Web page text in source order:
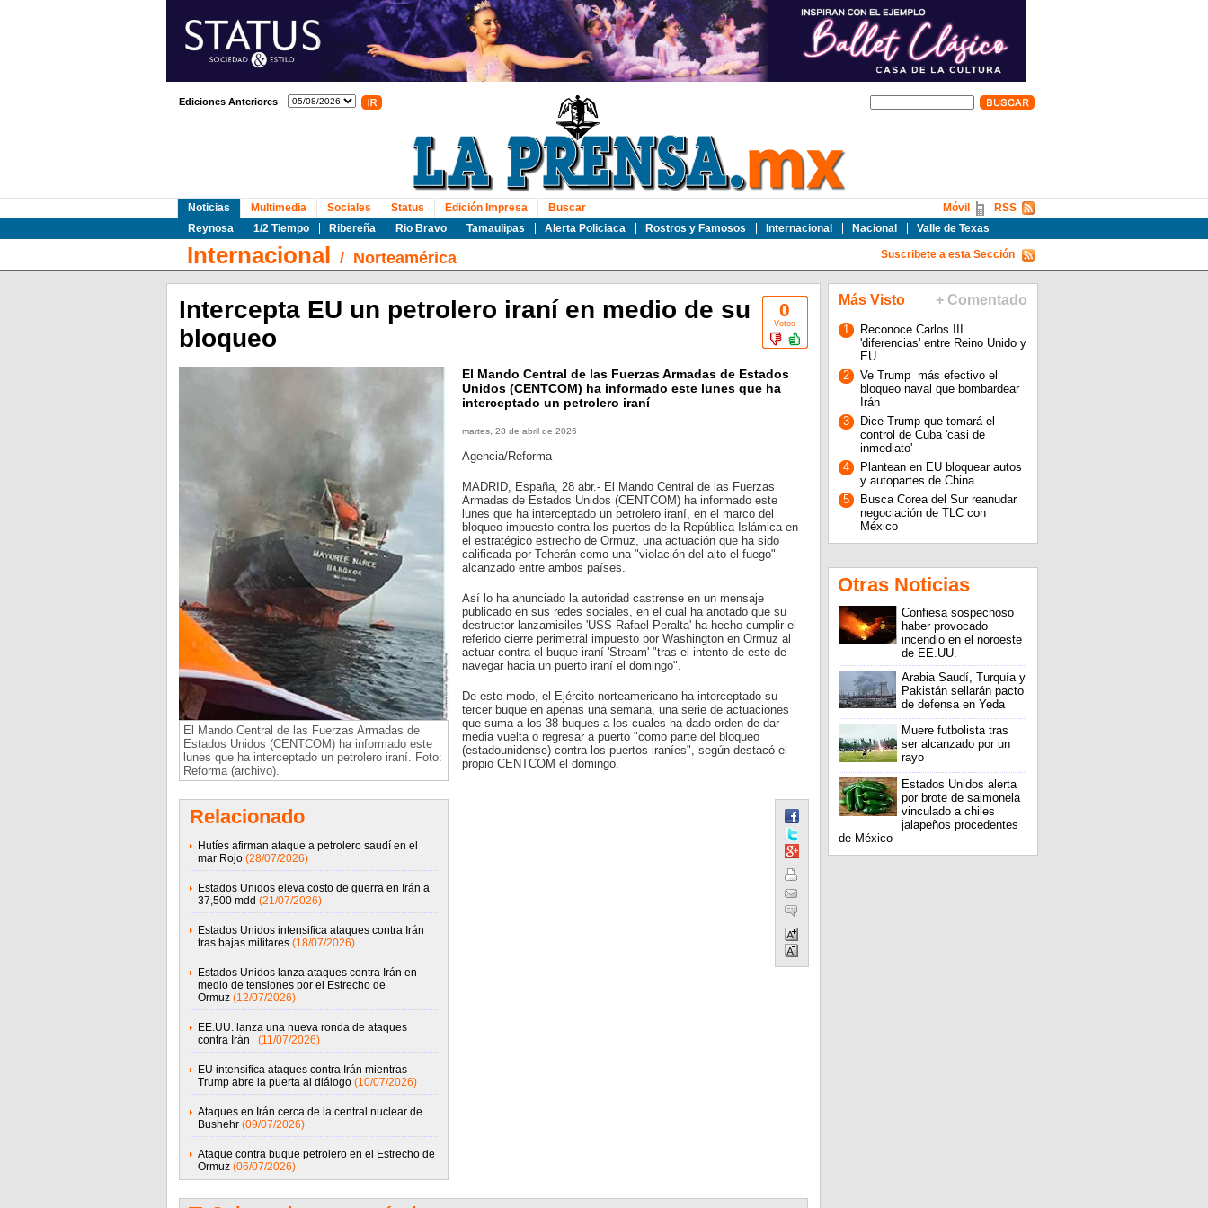
Ediciones Anteriores
Noticias
Reynosa
1/2 Tiempo Ribereña Rio Bravo Tamaulipas Alerta Policiaca Rostros y Famosos Internacional Nacional Valle de Texas
Multimedia Sociales Status Edición Impresa Buscar RSS
Móvil
Internacional / Norteamérica Suscribete a esta Sección
0
Votos
Intercepta EU un petrolero iraní en medio de su
bloqueo
El Mando Central de las Fuerzas Armadas de
Estados Unidos (CENTCOM) ha informado este
lunes que ha interceptado un petrolero iraní. Foto:
Reforma (archivo).
Relacionado
Hutíes afirman ataque a petrolero saudí en el
mar Rojo (28/07/2026)
Estados Unidos eleva costo de guerra en Irán a
37,500 mdd (21/07/2026)
Estados Unidos intensifica ataques contra Irán
tras bajas militares (18/07/2026)
Estados Unidos lanza ataques contra Irán en
medio de tensiones por el Estrecho de
Ormuz (12/07/2026)
EE.UU. lanza una nueva ronda de ataques
contra Irán
(11/07/2026)
EU intensifica ataques contra Irán mientras
Trump abre la puerta al diálogo (10/07/2026)
Ataques en Irán cerca de la central nuclear de
Bushehr (09/07/2026)
Ataque contra buque petrolero en el Estrecho de
Ormuz (06/07/2026)
El Mando Central de las Fuerzas Armadas de Estados
Unidos (CENTCOM) ha informado este lunes que ha
interceptado un petrolero iraní
martes, 28 de abril de 2026
Agencia/Reforma
MADRID, España, 28 abr.- El Mando Central de las Fuerzas
Armadas de Estados Unidos (CENTCOM) ha informado este
lunes que ha interceptado un petrolero iraní, en el marco del
bloqueo impuesto contra los puertos de la República Islámica en
el estratégico estrecho de Ormuz, una actuación que ha sido
calificada por Teherán como una "violación del alto el fuego"
alcanzado entre ambos países.
Así lo ha anunciado la autoridad castrense en un mensaje
publicado en sus redes sociales, en el cual ha anotado que su
destructor lanzamisiles 'USS Rafael Peralta' ha hecho cumplir el
referido cierre perimetral impuesto por Washington en Ormuz al
actuar contra el buque iraní 'Stream' "tras el intento de este de
navegar hacia un puerto iraní el domingo".
De este modo, el Ejército norteamericano ha interceptado su
tercer buque en apenas una semana, una serie de actuaciones
que suma a los 38 buques a los cuales ha dado orden de dar
media vuelta o regresar a puerto "como parte del bloqueo
(estadounidense) contra los puertos iraníes", según destacó el
propio CENTCOM el domingo.
Más Visto + Comentado
1
Reconoce Carlos III
'diferencias' entre Reino Unido y
EU
2
Ve Trump más efectivo el
bloqueo naval que bombardear
Irán
3
Dice Trump que tomará el
control de Cuba 'casi de
inmediato'
4
Plantean en EU bloquear autos
y autopartes de China
5
Busca Corea del Sur reanudar
negociación de TLC con
México
Otras Noticias
Confiesa sospechoso
haber provocado
incendio en el noroeste
de EE.UU.
Arabia Saudí, Turquía y
Pakistán sellarán pacto
de defensa en Yeda
Muere futbolista tras
ser alcanzado por un
rayo
Estados Unidos alerta
por brote de salmonela
vinculado a chiles
jalapeños procedentes
de México